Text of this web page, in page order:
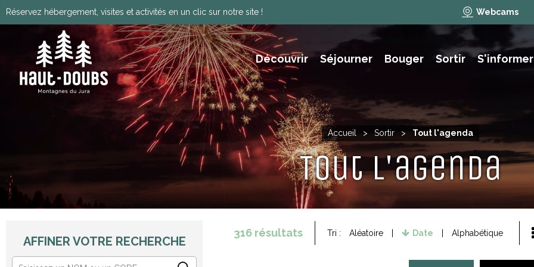
Réservez hébergement, visites et activités en un clic sur notre site ! Webcams
Découvrir Séjourner Bouger Sortir S'informer
Accueil > Sortir > Tout l'agenda
Tout l'agenda
AFFINER VOTRE RECHERCHE
316résultats Tri : Aléatoire Date Alphabétique